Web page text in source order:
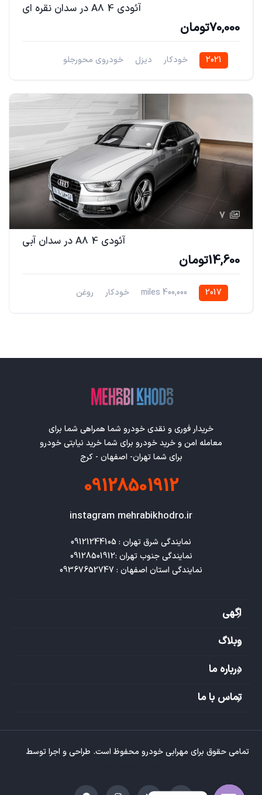
آئودی A8 4 در سدان نقره ای
70,000تومان
2021 خودکار دیزل خودروی محورجلو
7
آئودی A8 4 در سدان آبی
14,600تومان
2017
400,000 miles خودکار
روغن
خریدار فوری و نقدی خودرو شما همراهی شما برای
معامله امن و خرید خودرو برای شما خرید نیابتی خودرو
برای شما تهران- اصفهان - کرج
09128501912
instagram mehrabikhodro.ir
نمایندگی استان اصفهان : 09367652747
اگهی
وبلاگ
درباره ما
تماس با ما
تمامی حقوق برای مهرابی خودرو محفوظ است. طراحی و اجرا توسط